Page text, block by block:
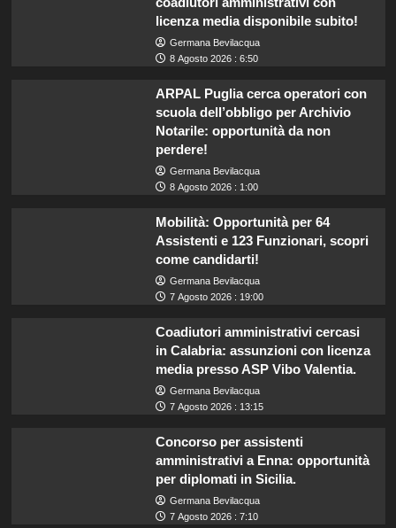
licenza media disponibile subito!
Germana Bevilacqua
8 Agosto 2026 : 6:50
ARPAL Puglia cerca operatori con
scuola dell’obbligo per Archivio
Notarile: opportunità da non
perdere!
Germana Bevilacqua
8 Agosto 2026 : 1:00
Mobilità: Opportunità per 64
Assistenti e 123 Funzionari, scopri
come candidarti!
Germana Bevilacqua
7 Agosto 2026 : 19:00
Coadiutori amministrativi cercasi
in Calabria: assunzioni con licenza
media presso ASP Vibo Valentia.
Germana Bevilacqua
7 Agosto 2026 : 13:15
Concorso per assistenti
amministrativi a Enna: opportunità
per diplomati in Sicilia.
Germana Bevilacqua
7 Agosto 2026 : 7:10